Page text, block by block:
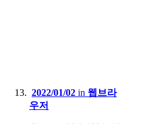
2022/01/02 in 웹브라
우저